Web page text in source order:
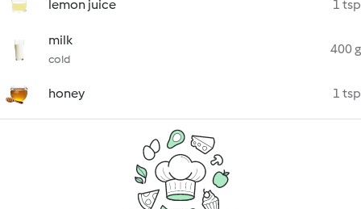
lemon juice 1 tsp
milk
cold
400 g
honey 1 tsp